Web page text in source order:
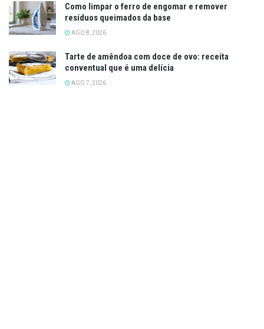
Como limpar o ferro de engomar e remover
resíduos queimados da base
AGO 8, 2026
Tarte de amêndoa com doce de ovo: receita
conventual que é uma delícia
AGO 7, 2026